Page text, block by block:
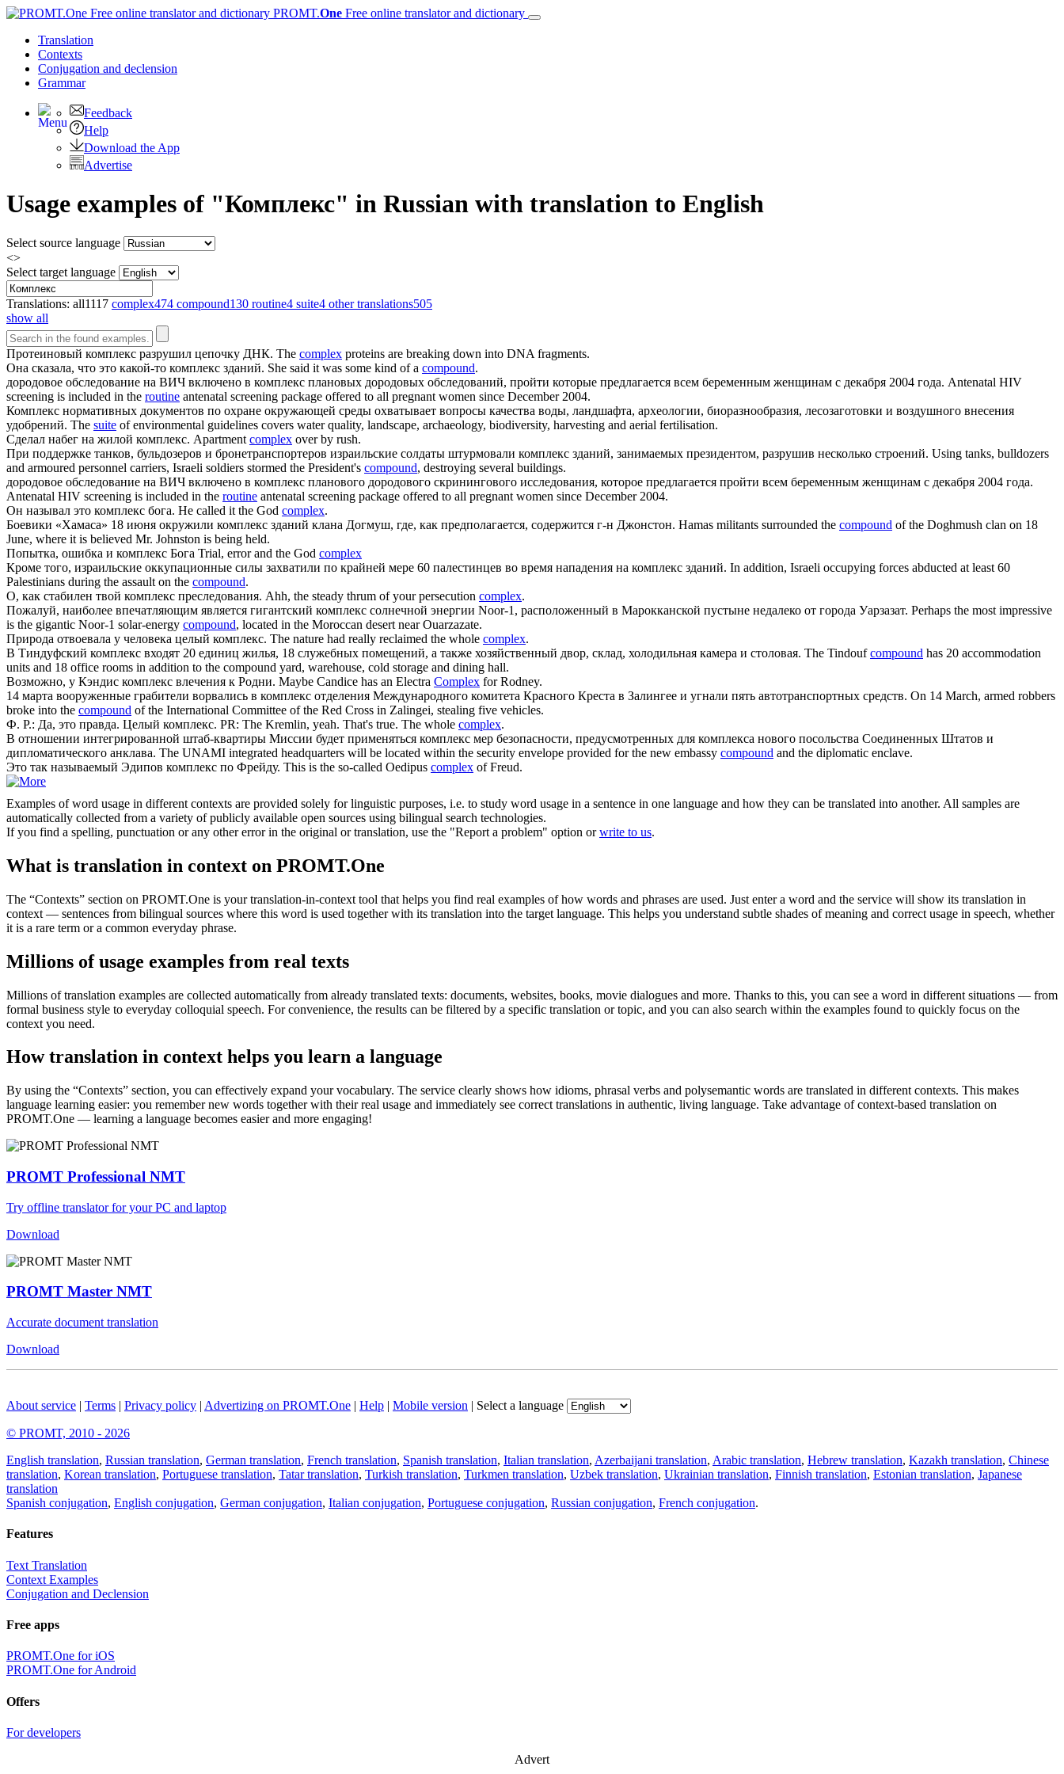
PROMT.One Free online translator and dictionary
Translation
Contexts
Conjugation and declension
Grammar
Feedback
Help
Download the App
Advertise
Usage examples of "Комплекс" in Russian with translation to English
Select source language
<>
Select target language
Translations: all1117 complex474 compound130 routine4 suite4 other translations505
show all
Протеиновый комплекс разрушил цепочку ДНК. The complex proteins are breaking down into DNA fragments.
Она сказала, что это какой-то комплекс зданий. She said it was some kind of a compound.
дородовое обследование на ВИЧ включено в комплекс плановых дородовых обследований, пройти которые предлагается всем беременным женщинам с декабря 2004 года. Antenatal HIV
screening is included in the routine antenatal screening package offered to all pregnant women since December 2004.
Комплекс нормативных документов по охране окружающей среды охватывает вопросы качества воды, ландшафта, археологии, биоразнообразия, лесозаготовки и воздушного внесения
удобрений. The suite of environmental guidelines covers water quality, landscape, archaeology, biodiversity, harvesting and aerial fertilisation.
Сделал набег на жилой комплекс. Apartment complex over by rush.
При поддержке танков, бульдозеров и бронетранспортеров израильские солдаты штурмовали комплекс зданий, занимаемых президентом, разрушив несколько строений. Using tanks, bulldozers
and armoured personnel carriers, Israeli soldiers stormed the President's compound, destroying several buildings.
дородовое обследование на ВИЧ включено в комплекс планового дородового скринингового исследования, которое предлагается пройти всем беременным женщинам с декабря 2004 года.
Antenatal HIV screening is included in the routine antenatal screening package offered to all pregnant women since December 2004.
Он называл это комплекс бога. He called it the God complex.
Боевики «Хамаса» 18 июня окружили комплекс зданий клана Догмуш, где, как предполагается, содержится г-н Джонстон. Hamas militants surrounded the compound of the Doghmush clan on 18
June, where it is believed Mr. Johnston is being held.
Попытка, ошибка и комплекс Бoгa Trial, error and the God complex
Кроме того, израильские оккупационные силы захватили по крайней мере 60 палестинцев во время нападения на комплекс зданий. In addition, Israeli occupying forces abducted at least 60
Palestinians during the assault on the compound.
О, как стабилен твой комплекс преследования. Ahh, the steady thrum of your persecution complex.
Пожалуй, наиболее впечатляющим является гигантский комплекс солнечной энергии Noor-1, расположенный в Марокканской пустыне недалеко от города Уарзазат. Perhaps the most impressive
is the gigantic Noor-1 solar-energy compound, located in the Moroccan desert near Ouarzazate.
Природа отвоевала у человека целый комплекс. The nature had really reclaimed the whole complex.
В Тиндуфский комплекс входят 20 единиц жилья, 18 служебных помещений, а также хозяйственный двор, склад, холодильная камера и столовая. The Tindoufcompound has 20 accommodation
units and 18 office rooms in addition to the compound yard, warehouse, cold storage and dining hall.
Возможно, у Кэндис комплекс влечения к Родни. Maybe Candice has an Electra Complex for Rodney.
14 марта вооруженные грабители ворвались в комплекс отделения Международного комитета Красного Креста в Залингее и угнали пять автотранспортных средств. On 14 March, armed robbers
broke into the compound of the International Committee of the Red Cross in Zalingei, stealing five vehicles.
Ф. Р.: Да, это правда. Целый комплекс. PR: The Kremlin, yeah. That's true. The whole complex.
В отношении интегрированной штаб-квартиры Миссии будет применяться комплекс мер безопасности, предусмотренных для комплекса нового посольства Соединенных Штатов и
дипломатического анклава. The UNAMI integrated headquarters will be located within the security envelope provided for the new embassy compound and the diplomatic enclave.
Это так называемый Эдипов комплекс по Фрейду. This is the so-called Oedipus complex of Freud.
Examples of word usage in different contexts are provided solely for linguistic purposes, i.e. to study word usage in a sentence in one language and how they can be translated into another. All samples are
automatically collected from a variety of publicly available open sources using bilingual search technologies.
If you find a spelling, punctuation or any other error in the original or translation, use the "Report a problem" option orwrite to us.
What is translation in context on PROMT.One
The “Contexts” section on PROMT.One is your translation-in-context tool that helps you find real examples of how words and phrases are used. Just enter a word and the service will show its translation in
context — sentences from bilingual sources where this word is used together with its translation into the target language. This helps you understand subtle shades of meaning and correct usage in speech, whether
it is a rare term or a common everyday phrase.
Millions of usage examples from real texts
Millions of translation examples are collected automatically from already translated texts: documents, websites, books, movie dialogues and more. Thanks to this, you can see a word in different situations — from
formal business style to everyday colloquial speech. For convenience, the results can be filtered by a specific translation or topic, and you can also search within the examples found to quickly focus on the
context you need.
How translation in context helps you learn a language
By using the “Contexts” section, you can effectively expand your vocabulary. The service clearly shows how idioms, phrasal verbs and polysemantic words are translated in different contexts. This makes
language learning easier: you remember new words together with their real usage and immediately see correct translations in authentic, living language. Take advantage of context-based translation on
PROMT.One — learning a language becomes easier and more engaging!
PROMT Professional NMT
Try offline translator for your PC and laptop
Download
PROMT Master NMT
Accurate document translation
Download
About service | Terms | Privacy policy | Advertizing on PROMT.One | Help | Mobile version | Select a language
© PROMT, 2010 - 2026
English translation, Russian translation, German translation, French translation, Spanish translation, Italian translation, Azerbaijani translation, Arabic translation, Hebrew translation, Kazakh translation, Chinese
translation, Korean translation, Portuguese translation, Tatar translation, Turkish translation, Turkmen translation, Uzbek translation, Ukrainian translation, Finnish translation, Estonian translation, Japanese
translation
Spanish conjugation, English conjugation, German conjugation, Italian conjugation, Portuguese conjugation, Russian conjugation, French conjugation.
Features
Text Translation
Context Examples
Conjugation and Declension
Free apps
PROMT.One for iOS
PROMT.One for Android
Offers
For developers
Advert